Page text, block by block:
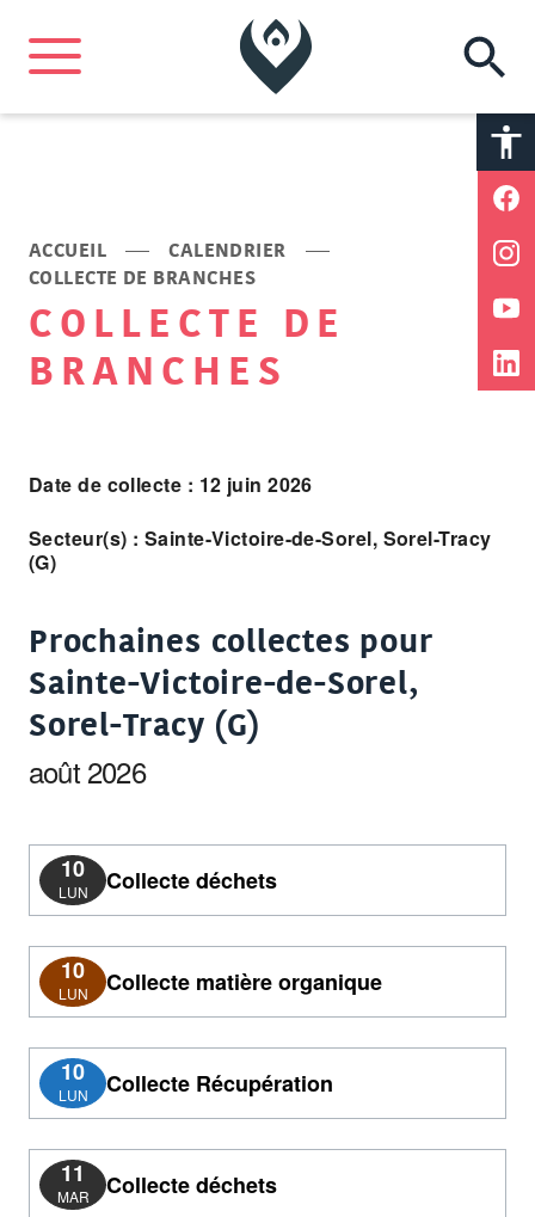
A
ACCUEIL
CALENDRIER
COLLECTE DE BRANCHES
COLLECTE DE
BRANCHES
Date de collecte : 12 juin 2026
Secteur(s) : Sainte-Victoire-de-Sorel, Sorel-Tracy
(G)
Prochaines collectes pour
Sainte-Victoire-de-Sorel,
Sorel-Tracy (G)
août 2026
10
LUN Collecte déchets
10
LUN Collecte matière organique
10
LUN Collecte Récupération
11
MAR Collecte déchets